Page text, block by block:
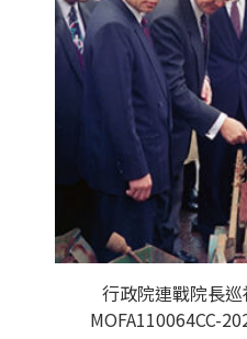
行政院連戰院長
MOFA110064CC-